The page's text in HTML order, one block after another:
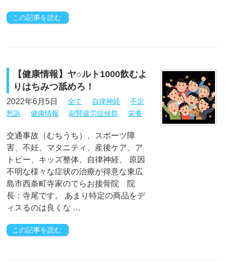
この記事を読む
【健康情報】ヤ○ルト1000飲むよ
りはちみつ舐めろ！
2022年6月5日 全て 自律神経
不定
愁訴
健康情報 副腎疲労症候群 栄養
交通事故（むちうち）、スポーツ障
害、不妊、マタニティ、産後ケア、ア
トピー、キッズ整体、自律神経、 原因
不明な様々な症状の治療が得意な東広
島市西条町寺家のてらお接骨院 院
長：寺尾です。 あまり特定の商品をデ
ィスるのは良くな …
この記事を読む